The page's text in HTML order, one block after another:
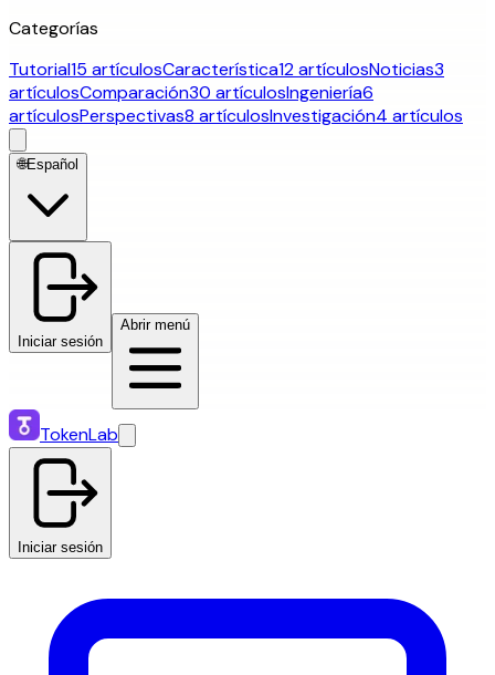
Categorías
Tutorial15 artículosCaracterística12 artículosNoticias3
artículosComparación30 artículosIngeniería6
artículosPerspectivas8 artículosInvestigación4 artículos
🌐Español
Iniciar sesión
Abrir menú
TokenLab
Iniciar sesión